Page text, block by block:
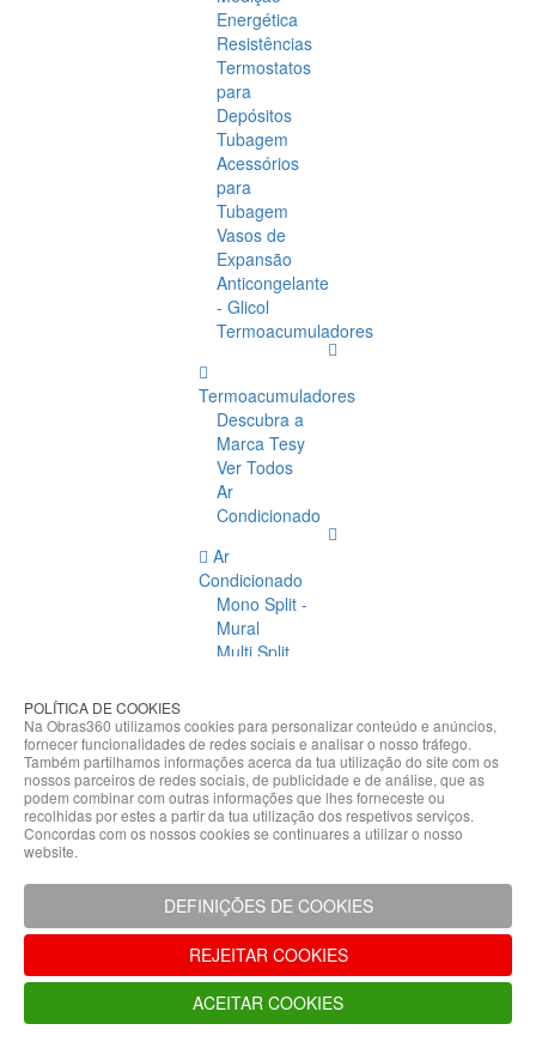
Energética
Resistências
Termostatos
para
Depósitos
Tubagem
Acessórios
para
Tubagem
Vasos de
Expansão
Anticongelante
- Glicol
Termoacumuladores
Termoacumuladores
Descubra a
Marca Tesy
Ver Todos
Ar
Condicionado
Ar
Condicionado
Mono Split -
Mural
Multi Split
Condicionado
Acessórios
Climatização
Acessórios
Climatização
Hidráulicas
Controladores
Fixações e
Acessórios
Isolamento
para
Tubagem
POLÍTICA DE COOKIES
Na Obras360 utilizamos cookies para personalizar conteúdo e anúncios,
fornecer funcionalidades de redes sociais e analisar o nosso tráfego.
Também partilhamos informações acerca da tua utilização do site com os
nossos parceiros de redes sociais, de publicidade e de análise, que as
podem combinar com outras informações que lhes forneceste ou
recolhidas por estes a partir da tua utilização dos respetivos serviços.
Concordas com os nossos cookies se continuares a utilizar o nosso
website.
DEFINIÇÕES DE COOKIES
REJEITAR COOKIES
ACEITAR COOKIES